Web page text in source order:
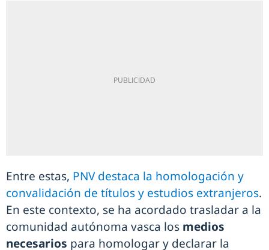
Entre estas, PNV destaca la homologación y
convalidación de títulos y estudios extranjeros.
En este contexto, se ha acordado trasladar a la
comunidad autónoma vasca los medios
necesarios para homologar y declarar la